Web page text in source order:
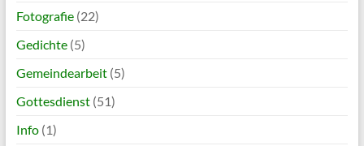
Fotografie(22)
Gedichte(5)
Gemeindearbeit(5)
Gottesdienst(51)
Info(1)